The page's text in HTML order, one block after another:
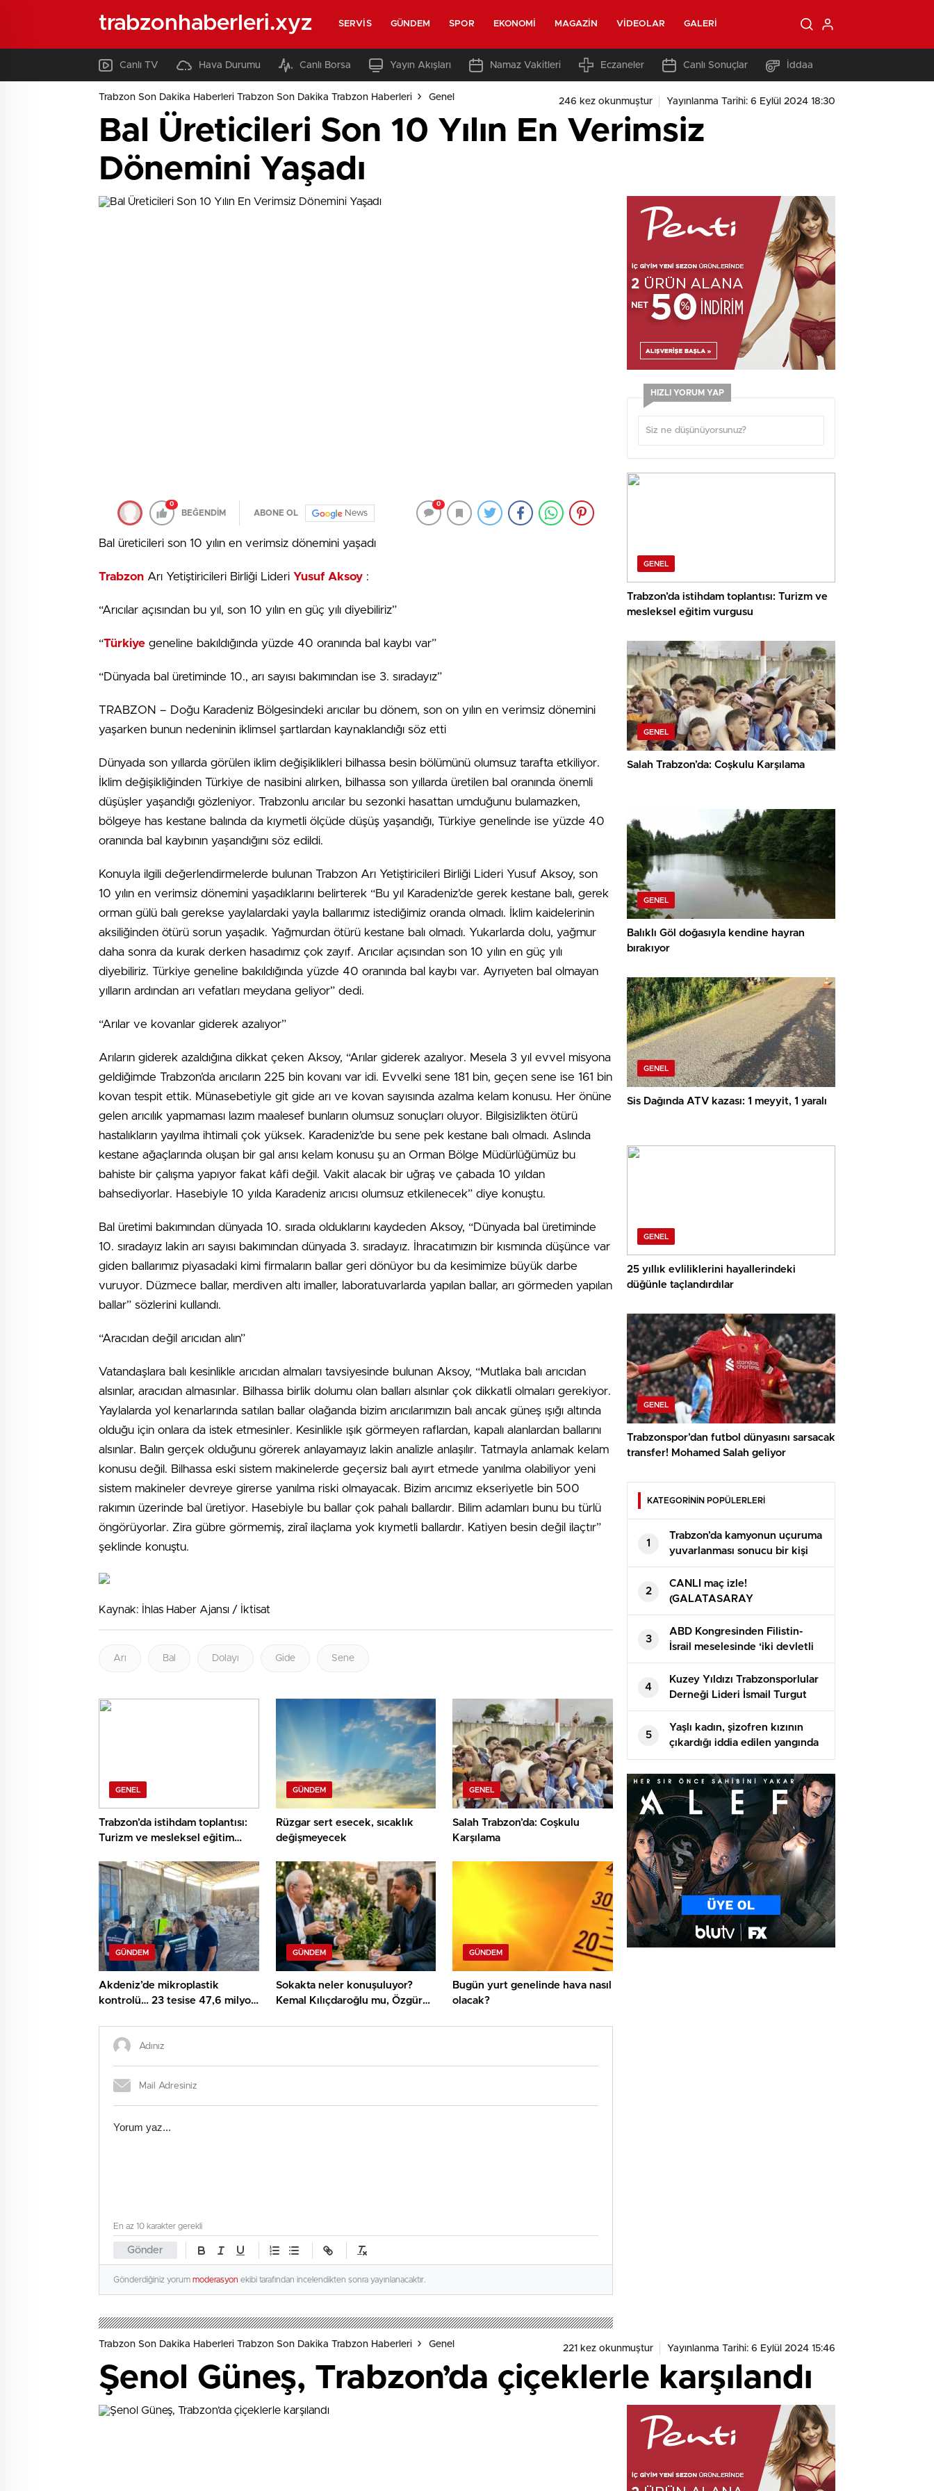
trabzonhaberleri.xyz SERVIS GÜNDEM SPOR EKONOMI MAGAZIN VIDEOLAR GALERI
Canlı TV Hava Durumu Canlı Borsa Yayın Akışları Namaz Vakitleri Eczaneler Canlı Sonuçlar İddaa
Trabzon Son Dakika Haberleri Trabzon Son Dakika Trabzon Haberleri Genel 246 kez okunmuştur Yayınlanma Tarihi: 6 Eylül 2024 18:30
Bal Üreticileri Son 10 Yılın En Verimsiz
Dönemini Yaşadı
0
BEĞENDİM ABONE OL News
0
Bal üreticileri son 10 yılın en verimsiz dönemini yaşadı
Trabzon Arı Yetiştiricileri Birliği Lideri Yusuf Aksoy :
“Arıcılar açısından bu yıl, son 10 yılın en güç yılı diyebiliriz”
“Türkiye geneline bakıldığında yüzde 40 oranında bal kaybı var”
“Dünyada bal üretiminde 10., arı sayısı bakımından ise 3. sıradayız”
TRABZON – Doğu Karadeniz Bölgesindeki arıcılar bu dönem, son on yılın en verimsiz dönemini
yaşarken bunun nedeninin iklimsel şartlardan kaynaklandığı söz etti
Dünyada son yıllarda görülen iklim değişiklikleri bilhassa besin bölümünü olumsuz tarafta etkiliyor.
İklim değişikliğinden Türkiye de nasibini alırken, bilhassa son yıllarda üretilen bal oranında önemli
düşüşler yaşandığı gözleniyor. Trabzonlu arıcılar bu sezonki hasattan umduğunu bulamazken,
bölgeye has kestane balında da kıymetli ölçüde düşüş yaşandığı, Türkiye genelinde ise yüzde 40
oranında bal kaybının yaşandığını söz edildi.
Konuyla ilgili değerlendirmelerde bulunan Trabzon Arı Yetiştiricileri Birliği Lideri Yusuf Aksoy, son
10 yılın en verimsiz dönemini yaşadıklarını belirterek “Bu yıl Karadeniz’de gerek kestane balı, gerek
orman gülü balı gerekse yaylalardaki yayla ballarımız istediğimiz oranda olmadı. İklim kaidelerinin
aksiliğinden ötürü sorun yaşadık. Yağmurdan ötürü kestane balı olmadı. Yukarlarda dolu, yağmur
daha sonra da kurak derken hasadımız çok zayıf. Arıcılar açısından son 10 yılın en güç yılı
diyebiliriz. Türkiye geneline bakıldığında yüzde 40 oranında bal kaybı var. Ayrıyeten bal olmayan
yılların ardından arı vefatları meydana geliyor” dedi.
“Arılar ve kovanlar giderek azalıyor”
Arıların giderek azaldığına dikkat çeken Aksoy, “Arılar giderek azalıyor. Mesela 3 yıl evvel misyona
geldiğimde Trabzon’da arıcıların 225 bin kovanı var idi. Evvelki sene 181 bin, geçen sene ise 161 bin
kovan tespit ettik. Münasebetiyle git gide arı ve kovan sayısında azalma kelam konusu. Her önüne
gelen arıcılık yapmaması lazım maalesef bunların olumsuz sonuçları oluyor. Bilgisizlikten ötürü
hastalıkların yayılma ihtimali çok yüksek. Karadeniz’de bu sene pek kestane balı olmadı. Aslında
kestane ağaçlarında oluşan bir gal arısı kelam konusu şu an Orman Bölge Müdürlüğümüz bu
bahiste bir çalışma yapıyor fakat kâfi değil. Vakit alacak bir uğraş ve çabada 10 yıldan
bahsediyorlar. Hasebiyle 10 yılda Karadeniz arıcısı olumsuz etkilenecek” diye konuştu.
Bal üretimi bakımından dünyada 10. sırada olduklarını kaydeden Aksoy, “Dünyada bal üretiminde
10. sıradayız lakin arı sayısı bakımından dünyada 3. sıradayız. İhracatımızın bir kısmında düşünce var
giden ballarımız piyasadaki kimi firmaların ballar geri dönüyor bu da kesimimize büyük darbe
vuruyor. Düzmece ballar, merdiven altı imaller, laboratuvarlarda yapılan ballar, arı görmeden yapılan
ballar” sözlerini kullandı.
“Aracıdan değil arıcıdan alın”
Vatandaşlara balı kesinlikle arıcıdan almaları tavsiyesinde bulunan Aksoy, “Mutlaka balı arıcıdan
alsınlar, aracıdan almasınlar. Bilhassa birlik dolumu olan balları alsınlar çok dikkatli olmaları gerekiyor.
Yaylalarda yol kenarlarında satılan ballar olağanda bizim arıcılarımızın balı ancak güneş ışığı altında
olduğu için onlara da istek etmesinler. Kesinlikle ışık görmeyen raflardan, kapalı alanlardan ballarını
alsınlar. Balın gerçek olduğunu görerek anlayamayız lakin analizle anlaşılır. Tatmayla anlamak kelam
konusu değil. Bilhassa eski sistem makinelerde geçersiz balı ayırt etmede yanılma olabiliyor yeni
sistem makineler devreye girerse yanılma riski olmayacak. Bizim arıcımız ekseriyetle bin 500
rakımın üzerinde bal üretiyor. Hasebiyle bu ballar çok pahalı ballardır. Bilim adamları bunu bu türlü
öngörüyorlar. Zira gübre görmemiş, ziraî ilaçlama yok kıymetli ballardır. Katiyen besin değil ilaçtır”
şeklinde konuştu.
Kaynak: İhlas Haber Ajansı / İktisat
Arı Bal Dolayı Gide Sene
GENEL
Trabzon’da istihdam toplantısı:
Turizm ve mesleksel eğitim
GÜNDEM
Rüzgar sert esecek, sıcaklık
değişmeyecek
GENEL
Salah Trabzon’da: Coşkulu
Karşılama
GÜNDEM
Akdeniz’de mikroplastik
kontrolü… 23 tesise 47,6 milyon
GÜNDEM
Sokakta neler konuşuluyor?
Kemal Kılıçdaroğlu mu, Özgür
GÜNDEM
Bugün yurt genelinde hava nasıl
olacak?
Gönder
En az 10 karakter gerekli
Gönderdiğiniz yorum moderasyon ekibi tarafından incelendikten sonra yayınlanacaktır.
HIZLI YORUM YAP
GENEL
Trabzon’da istihdam toplantısı: Turizm ve
mesleksel eğitim vurgusu
GENEL
Salah Trabzon’da: Coşkulu Karşılama
GENEL
Balıklı Göl doğasıyla kendine hayran
bırakıyor
GENEL
Sis Dağında ATV kazası: 1 meyyit, 1 yaralı
GENEL
25 yıllık evliliklerini hayallerindeki
düğünle taçlandırdılar
GENEL
Trabzonspor’dan futbol dünyasını sarsacak
transfer! Mohamed Salah geliyor
KATEGORİNİN POPÜLERLERİ
1
Trabzon’da kamyonun uçuruma
yuvarlanması sonucu bir kişi
öldü
2
CANLI maç izle!
(GALATASARAY
TRABZONSPOR) Canlı şifresiz
donmadan HD maç izle! GS TS
maçı nereden izlenir?
3
ABD Kongresinden Filistin-
İsrail meselesinde ‘iki devletli
çözüme’ destek
4
Kuzey Yıldızı Trabzonsporlular
Derneği Lideri İsmail Turgut
Öksüz’ün babası vefat etti
5
Yaşlı kadın, şizofren kızının
çıkardığı iddia edilen yangında
öldü
Trabzon Son Dakika Haberleri Trabzon Son Dakika Trabzon Haberleri Genel 221 kez okunmuştur Yayınlanma Tarihi: 6 Eylül 2024 15:46
Şenol Güneş, Trabzon’da çiçeklerle karşılandı